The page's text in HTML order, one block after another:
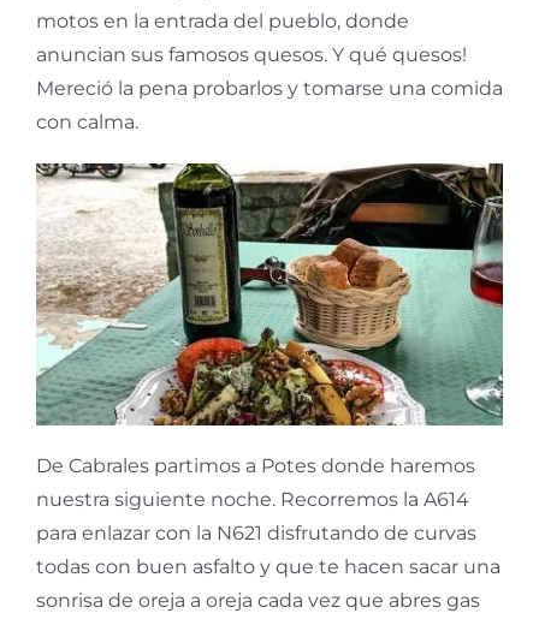
motos en la entrada del pueblo, donde
anuncian sus famosos quesos. Y qué quesos!
Mereció la pena probarlos y tomarse una comida
con calma.
De Cabrales partimos a Potes donde haremos
nuestra siguiente noche. Recorremos la A614
para enlazar con la N621 disfrutando de curvas
todas con buen asfalto y que te hacen sacar una
sonrisa de oreja a oreja cada vez que abres gas